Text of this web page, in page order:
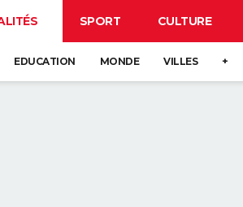
SPORT CULTURE
EDUCATION MONDE VILLES +